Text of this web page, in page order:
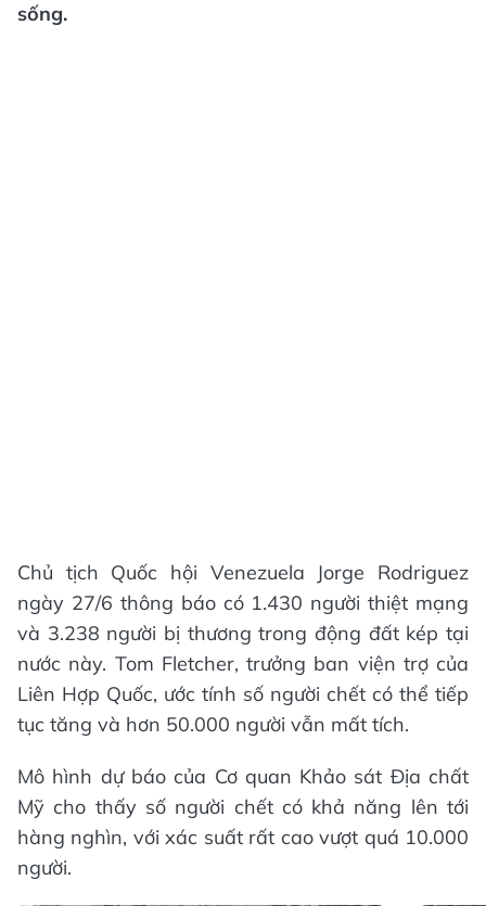
sống.
Chủ tịch Quốc hội Venezuela Jorge Rodriguez
ngày 27/6 thông báo có 1.430 người thiệt mạng
và 3.238 người bị thương trong động đất kép tại
nước này. Tom Fletcher, trưởng ban viện trợ của
Liên Hợp Quốc, ước tính số người chết có thể tiếp
tục tăng và hơn 50.000 người vẫn mất tích.
Mô hình dự báo của Cơ quan Khảo sát Địa chất
Mỹ cho thấy số người chết có khả năng lên tới
hàng nghìn, với xác suất rất cao vượt quá 10.000
người.